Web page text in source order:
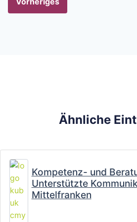
Ähnliche
Kompetenz- und
Unterstützte
Mittelfranken